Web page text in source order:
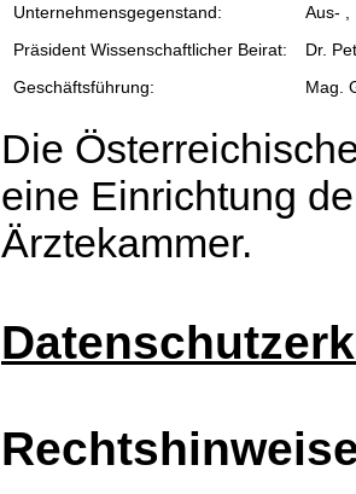
Unternehmensgegenstand:
Aus- ,
Präsident Wissenschaftlicher Beirat:
Dr.
Geschäftsführung:
Mag.
Die
eine Einrichtung
Ärztekammer.